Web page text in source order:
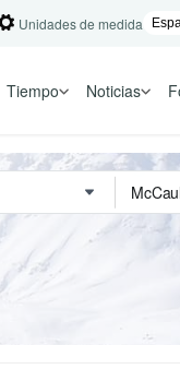
Unidades de medida
Tiempo Noticias